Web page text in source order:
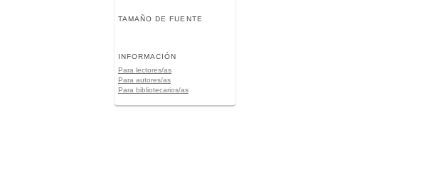
TAMAÑO DE FUENTE
INFORMACIÓN
Para lectores/as
Para autores/as
Para bibliotecarios/as